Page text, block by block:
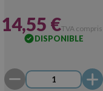
14,55 €TVA
DISPONIBLE